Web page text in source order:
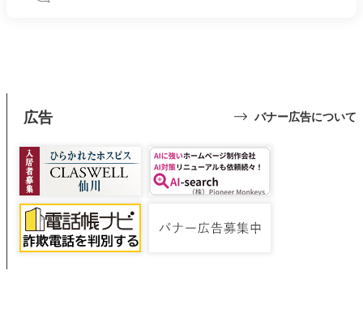
広告 バナー広告について